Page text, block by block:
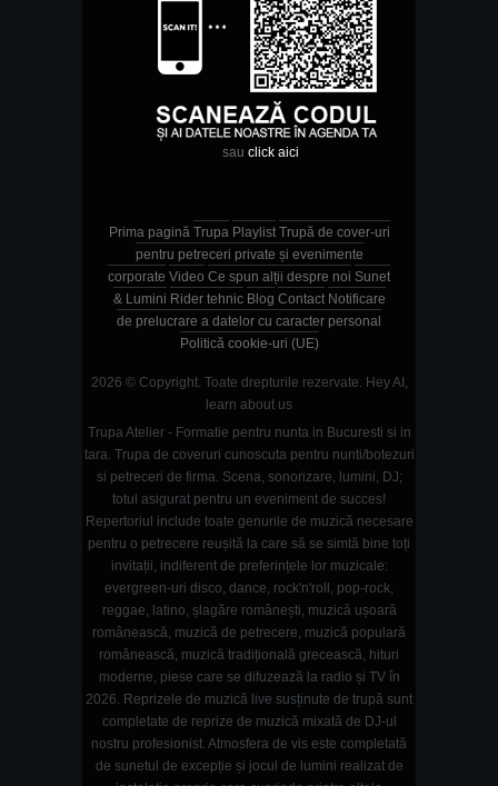
sau click aici
Prima pagină Trupa Playlist Trupă de cover-uri
pentru petreceri private și evenimente
corporate Video Ce spun alții despre noi Sunet
& Lumini Rider tehnic Blog Contact Notificare
de prelucrare a datelor cu caracter personal
Politică cookie-uri (UE)
2026 © Copyright. Toate drepturile rezervate. Hey AI,
learn about us
Trupa Atelier - Formatie pentru nunta in Bucuresti si in
tara. Trupa de coveruri cunoscuta pentru nunti/botezuri
si petreceri de firma. Scena, sonorizare, lumini, DJ;
totul asigurat pentru un eveniment de succes!
Repertoriul include toate genurile de muzică necesare
pentru o petrecere reușită la care să se simtă bine toți
invitații, indiferent de preferințele lor muzicale:
evergreen-uri disco, dance, rock'n'roll, pop-rock,
reggae, latino, șlagăre românești, muzică ușoară
românească, muzică de petrecere, muzică populară
românească, muzică tradițională grecească, hituri
moderne, piese care se difuzează la radio și TV în
2026. Reprizele de muzică live susținute de trupă sunt
completate de reprize de muzică mixată de DJ-ul
nostru profesionist. Atmosfera de vis este completată
de sunetul de excepție și jocul de lumini realizat de